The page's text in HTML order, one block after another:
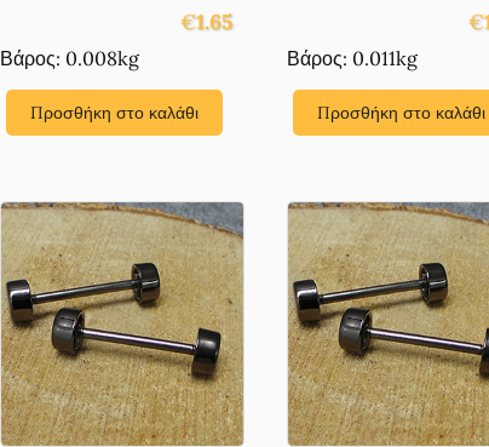
€1.65
Βάρος: 0.008kg
Προσθήκη στο καλάθι
€
Βάρος: 0.011kg
Προσθήκη στο καλάθι